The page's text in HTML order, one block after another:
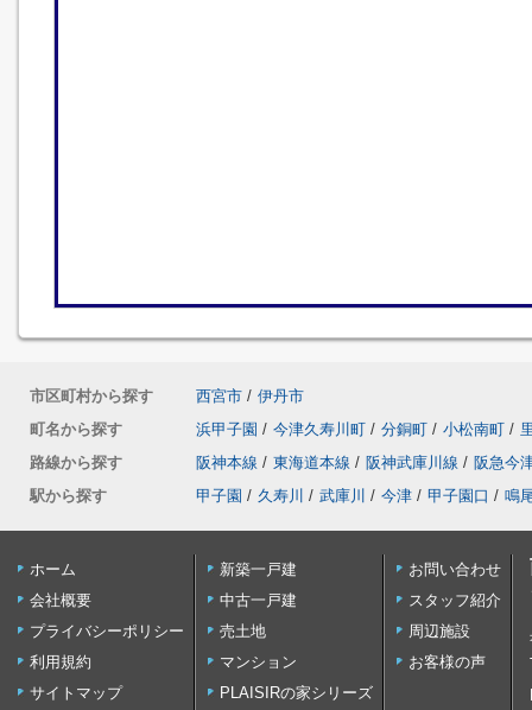
市区町村から探す 西宮市 / 伊丹市
町名から探す
浜甲子園 / 今津久寿川町 / 分銅町 / 小松南町 /
路線から探す
阪神本線 / 東海道本線 / 阪神武庫川線 / 阪急今
駅から探す
甲子園 / 久寿川 / 武庫川 / 今津 / 甲子園口 / 鳴
ホーム
会社概要
プライバシーポリシー
利用規約
サイトマップ
新築一戸建
中古一戸建
売土地
マンション
PLAISIRの家シリーズ
お問い合わせ
スタッフ紹介
周辺施設
お客様の声